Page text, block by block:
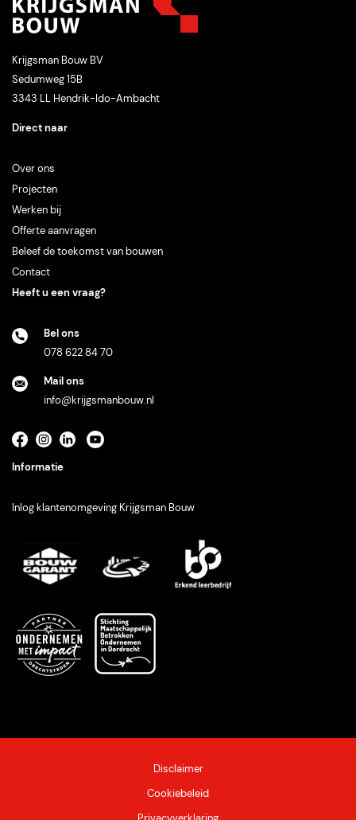
Krijgsman Bouw BV
Sedumweg 15B
3343 LL Hendrik-Ido-Ambacht
Direct naar
Overons
Projecten
Werkenbij
Offerteaanvragen
Beleefdetoekomstvanbouwen
Contact
Heeft u een vraag?
Bel ons
078 622 84 70
Mail ons
info@krijgsmanbouw.nl
Informatie
Inlogklantenomgeving Krijgsman Bouw
Disclaimer
Cookiebeleid